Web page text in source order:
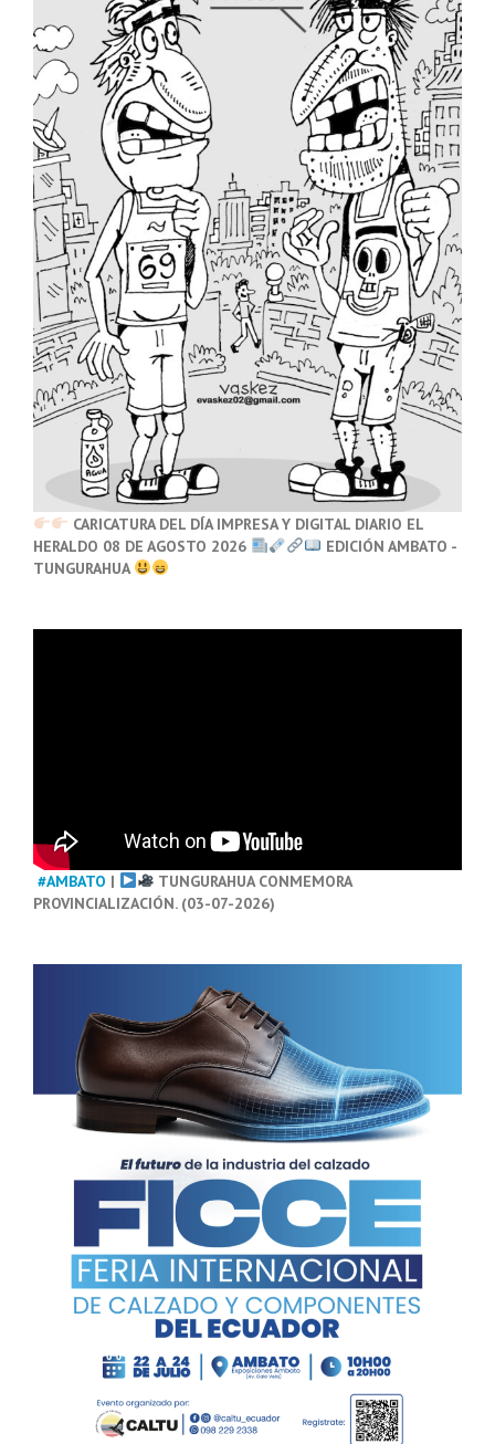
CARICATURA DEL DÍA IMPRESA Y DIGITAL DIARIO EL
HERALDO 08 DE AGOSTO 2026
EDICIÓN AMBATO -
TUNGURAHUA
#AMBATO |
TUNGURAHUA CONMEMORA
PROVINCIALIZACIÓN. (03-07-2026)